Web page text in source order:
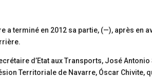
a terminé en 2012 sa partie, (—), après
d’Etat aux Transports, José
Territoriale de Navarre, Óscar Chivite,